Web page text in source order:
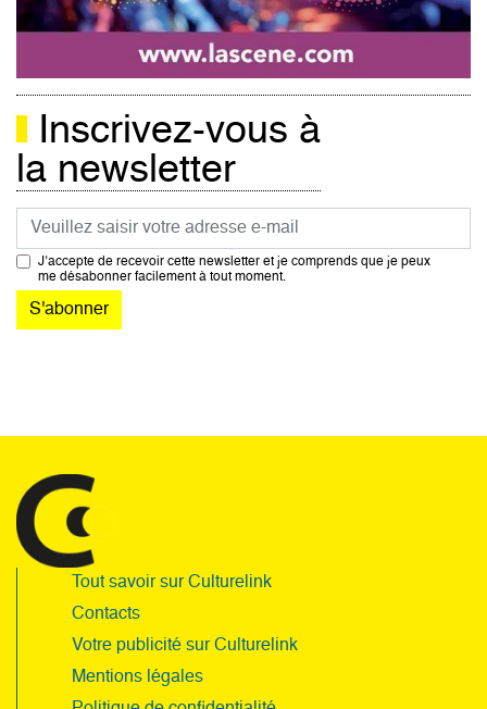
Inscrivez-vous à
la newsletter
Courriel
J’accepte de recevoir cette newsletter et je comprends que je peux
me désabonner facilement à tout moment.
Tout savoir sur Culturelink
Contacts
Votre publicité sur Culturelink
Mentions légales